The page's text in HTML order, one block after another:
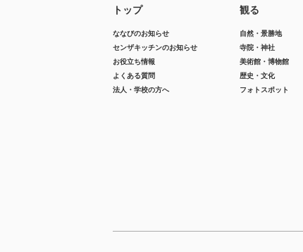
トップ
ななびのお知らせ
センザキッチンのお知らせ
お役立ち情報
よくある質問
法人・学校の方へ
観る
自然・景勝地
寺院・神社
美術館・博物館
歴史・文化
フォトスポット